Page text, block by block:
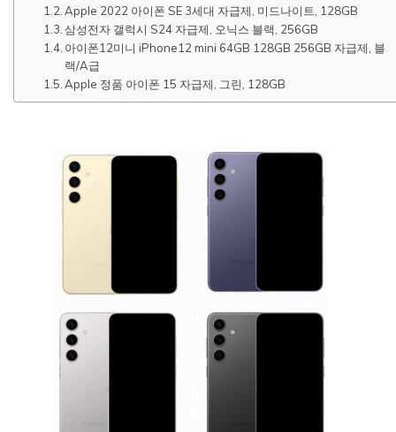
Apple 2022 아이폰 SE 3세대 자급제, 미드나이트, 128GB
삼성전자 갤럭시 S24 자급제, 오닉스 블랙, 256GB
아이폰12미니 iPhone12 mini 64GB 128GB 256GB 자급제, 블
랙/A급
Apple 정품 아이폰 15 자급제, 그린, 128GB